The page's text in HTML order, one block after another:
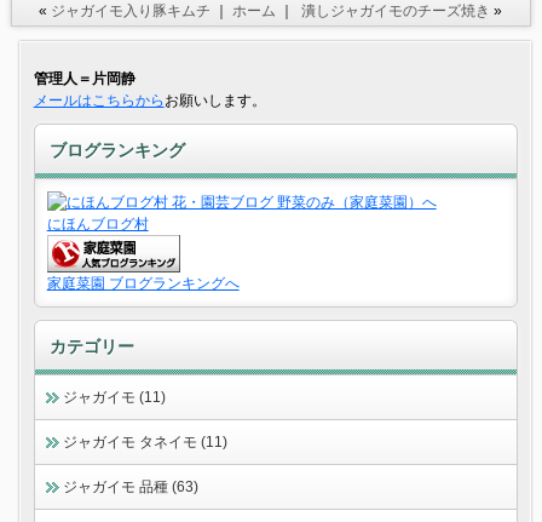
« ジャガイモ入り豚キムチ ｜ホーム ｜潰しジャガイモのチーズ焼き »
管理人＝片岡静
メールはこちらから お願いします。
ブログランキング
にほんブログ村
家庭菜園 ブログランキングへ
カテゴリー
ジャガイモ (11)
ジャガイモ タネイモ (11)
ジャガイモ 品種 (63)